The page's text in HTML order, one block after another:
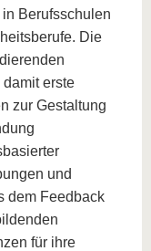
Berufsschulen
Die
erste
zur Gestaltung
und
dem Feedback
für ihre